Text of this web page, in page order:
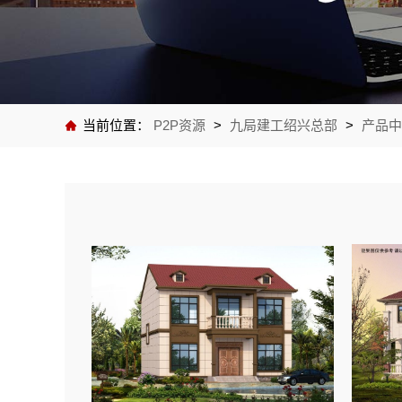
当前位置： P2P资源 > 九局建工绍兴总部 > 产品